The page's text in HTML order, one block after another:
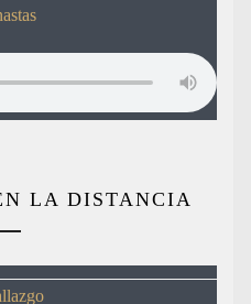
LA DISTANCIA